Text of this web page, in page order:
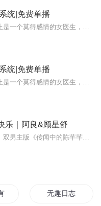
统|免费单播
统|免费单播
乐｜阿良&顾星舒
趣的世界 无趣日志